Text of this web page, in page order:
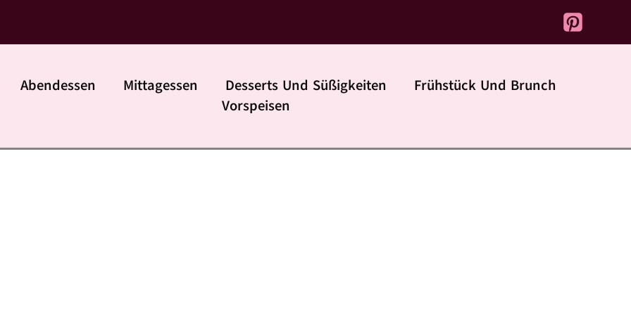
Abendessen Mittagessen Desserts Und Süßigkeiten
Frühstück Und Brunch
Vorspeisen